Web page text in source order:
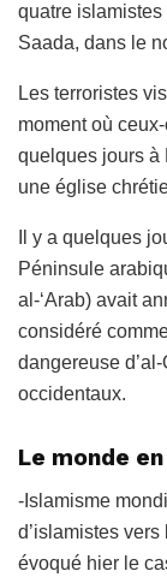
quatre islamistes
Saada, dans le
Les terroristes
moment où
quelques jours à
une église
Il y a quelques
Péninsule
al-‘Arab) avait
considéré
dangereuse
occidentaux.
Le monde
-Islamisme
d’islamistes
évoqué hier le